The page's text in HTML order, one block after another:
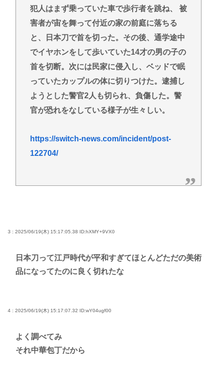
の？」
ガチで死にたい時ってどうしたらいいの？
新しいキーボード買いたいんだけど、今のキーボー
ド壊れなくて買う理由が見つからない
Powered by livedoor 相互RSS
犯人はまず乗っていた車で歩行者を跳ね、 被
害者が宙を舞って付近の家の前庭に落ちる
と、日本刀で首を切った。その後、通学途中
でイヤホンをして歩いていた14才の男の子の
首を切断。次には民家に侵入し、ベッドで眠
っていたカップルの体に切りつけた。逮捕し
ようとした警官2人も切られ、負傷した。警
官が恐れをなしている様子が生々しい。
https://switch-news.com/incident/post-
122704/
3 : 2025/06/19(木) 15:17:05.38 ID:hXMY+9VX0
日本刀って江戸時代が平和すぎてほとんどただの美術
品になってたのに良く切れたな
4 : 2025/06/19(木) 15:17:07.32 ID:wY04ugf00
よく調べてみ
それ中華包丁だから